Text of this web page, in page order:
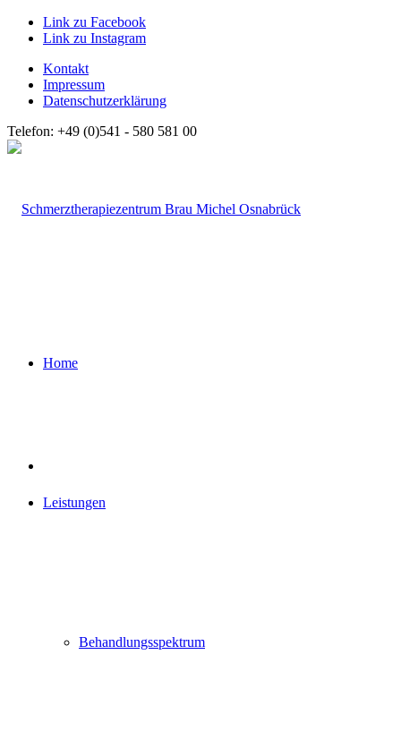
Link zu Facebook
Link zu Instagram
Kontakt
Impressum
Datenschutzerklärung
Telefon: +49 (0)541 - 580 581 00
Home
Leistungen
Behandlungsspektrum